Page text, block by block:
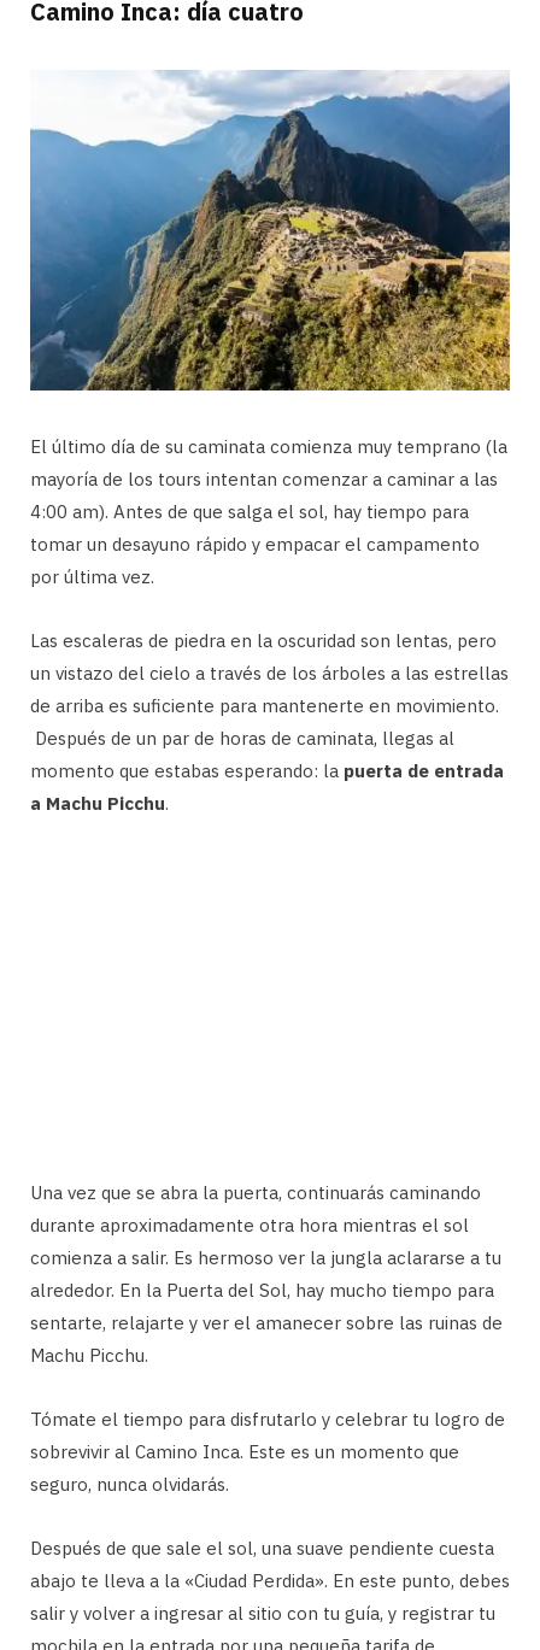
Camino Inca: día cuatro
El último día de su caminata comienza muy temprano (la
mayoría de los tours intentan comenzar a caminar a las
4:00 am). Antes de que salga el sol, hay tiempo para
tomar un desayuno rápido y empacar el campamento
por última vez.
Las escaleras de piedra en la oscuridad son lentas, pero
un vistazo del cielo a través de los árboles a las estrellas
de arriba es suficiente para mantenerte en movimiento.
Después de un par de horas de caminata, llegas al
momento que estabas esperando: la puerta de entrada
a Machu Picchu.
Una vez que se abra la puerta, continuarás caminando
durante aproximadamente otra hora mientras el sol
comienza a salir. Es hermoso ver la jungla aclararse a tu
alrededor. En la Puerta del Sol, hay mucho tiempo para
sentarte, relajarte y ver el amanecer sobre las ruinas de
Machu Picchu.
Tómate el tiempo para disfrutarlo y celebrar tu logro de
sobrevivir al Camino Inca. Este es un momento que
seguro, nunca olvidarás.
Después de que sale el sol, una suave pendiente cuesta
abajo te lleva a la «Ciudad Perdida». En este punto, debes
salir y volver a ingresar al sitio con tu guía, y registrar tu
mochila en la entrada por una pequeña tarifa de